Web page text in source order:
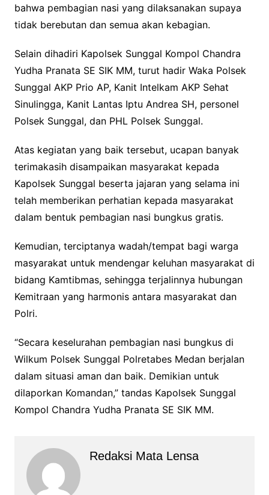
bahwa pembagian nasi yang dilaksanakan supaya
tidak berebutan dan semua akan kebagian.
Selain dihadiri Kapolsek Sunggal Kompol Chandra
Yudha Pranata SE SIK MM, turut hadir Waka Polsek
Sunggal AKP Prio AP, Kanit Intelkam AKP Sehat
Sinulingga, Kanit Lantas Iptu Andrea SH, personel
Polsek Sunggal, dan PHL Polsek Sunggal.
Atas kegiatan yang baik tersebut, ucapan banyak
terimakasih disampaikan masyarakat kepada
Kapolsek Sunggal beserta jajaran yang selama ini
telah memberikan perhatian kepada masyarakat
dalam bentuk pembagian nasi bungkus gratis.
Kemudian, terciptanya wadah/tempat bagi warga
masyarakat untuk mendengar keluhan masyarakat di
bidang Kamtibmas, sehingga terjalinnya hubungan
Kemitraan yang harmonis antara masyarakat dan
Polri.
“Secara keselurahan pembagian nasi bungkus di
Wilkum Polsek Sunggal Polretabes Medan berjalan
dalam situasi aman dan baik. Demikian untuk
dilaporkan Komandan,” tandas Kapolsek Sunggal
Kompol Chandra Yudha Pranata SE SIK MM.
Redaksi Mata Lensa